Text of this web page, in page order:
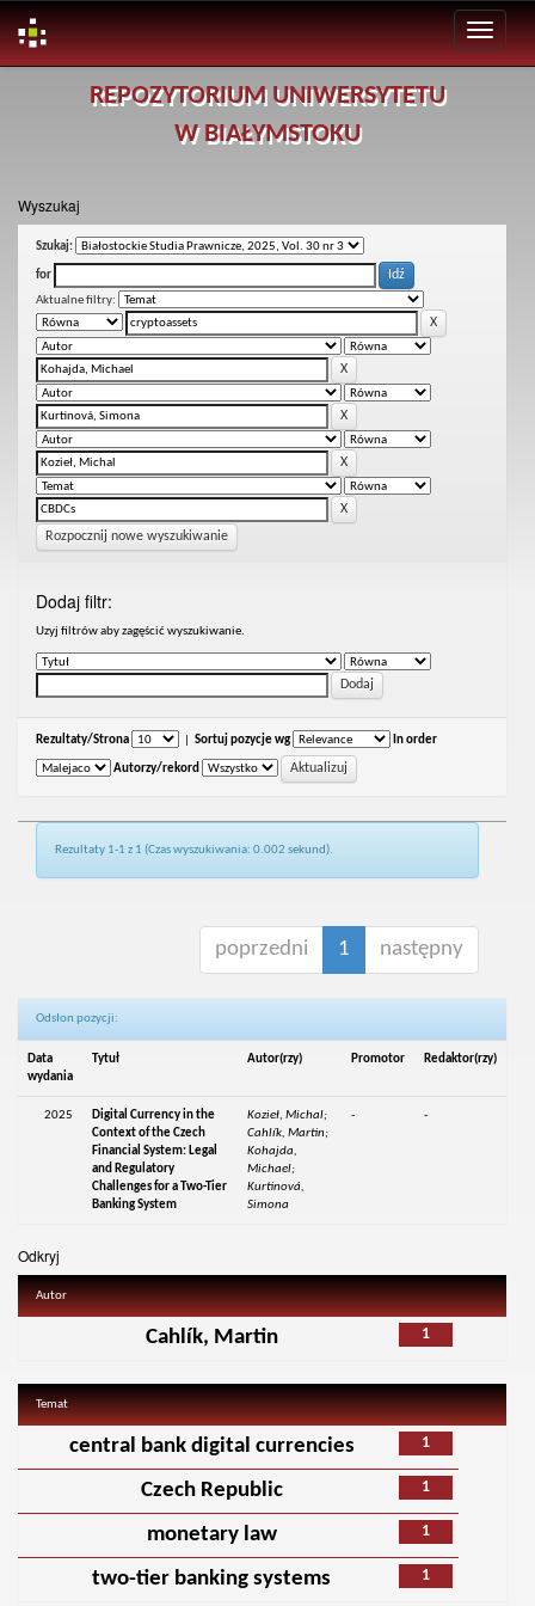
REPOZYTORIUM UNIWERSYTETU
W BIAŁYMSTOKU
Wyszukaj
Szukaj:
for
Aktualne filtry:
Rozpocznij nowe wyszukiwanie
Dodaj filtr:
Uzyj filtrów aby zagęścić wyszukiwanie.
Rezultaty/Strona Sortuj pozycje wg In order
Autorzy/rekord
Rezultaty 1-1 z 1 (Czas wyszukiwania: 0.002 sekund).
poprzedni 1 następny
Odsłon pozycji:
Data
wydania
Tytuł Autor(rzy) Promotor Redaktor(rzy)
2025
Digital Currency in the
Context of the Czech
Financial System: Legal
and Regulatory
Challenges for a Two-Tier
Banking System
Kozieł, Michal;
Cahlík, Martin;
Kohajda,
Michael;
Kurtinová,
Simona
- -
Odkryj
Autor
1
Cahlík, Martin
Temat
1
central bank digital currencies
1
Czech Republic
1
monetary law
1
two-tier banking systems